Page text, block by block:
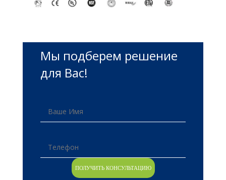
Мы подберем решение
для Вас!